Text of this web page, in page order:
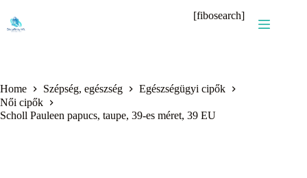
content
[fibosearch]
Home Szépség, egészség
Egészségügyi cipők
Női cipők
Scholl Pauleen papucs, taupe, 39-es méret, 39 EU